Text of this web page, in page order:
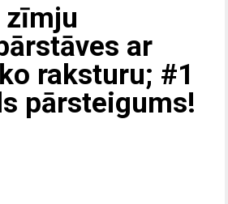
zīmju
ar
raksturu; #1
pārsteigums!